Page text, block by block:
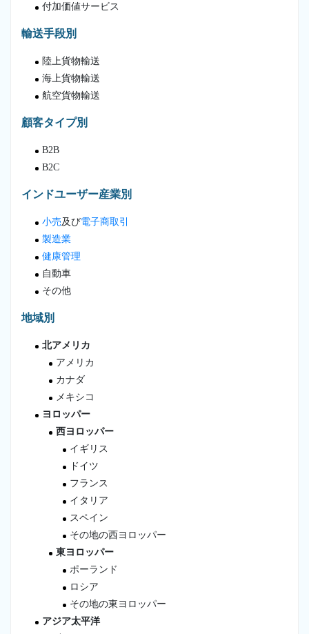
付加価値サービス
輸送手段別
陸上貨物輸送
海上貨物輸送
航空貨物輸送
顧客タイプ別
B2B
B2C
インドユーザー産業別
小売及び電子商取引
製造業
健康管理
自動車
その他
地域別
北アメリカ
アメリカ
カナダ
メキシコ
ヨロッパー
西ヨロッパー
イギリス
ドイツ
フランス
イタリア
スペイン
その地の西ヨロッパー
東ヨロッパー
ポーランド
ロシア
その地の東ヨロッパー
アジア太平洋